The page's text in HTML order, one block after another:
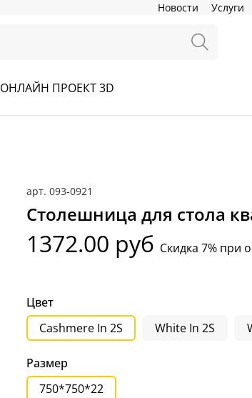
Новости Услуги
ОНЛАЙН ПРОЕКТ 3D
арт. 093-0921
Столешница для стола
1372.00 руб Скидка 7% при
Цвет
Cashmere In 2S
White In 2S
Размер
750*750*22